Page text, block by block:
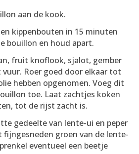
aan de kook.
kippenbouten in 15 minuten
bouillon en houd apart.
fruit knoflook, sjalot, gember
Roer goed door elkaar tot
hebben opgenomen. Voeg dit
toe. Laat zachtjes koken
tot de rijst zacht is.
gedeelte van lente-ui en peper
groen van de lente-
eventueel een beetje